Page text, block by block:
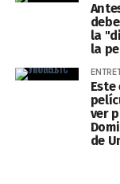
la
la
ver
de